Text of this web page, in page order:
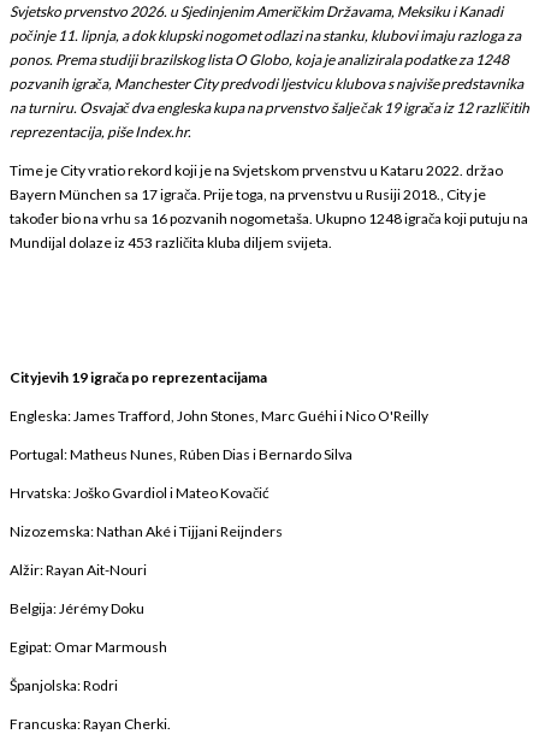
Svjetsko prvenstvo 2026. u Sjedinjenim Američkim Državama, Meksiku i Kanadi
počinje 11. lipnja, a dok klupski nogomet odlazi na stanku, klubovi imaju razloga za
ponos. Prema studiji brazilskog lista O Globo, koja je analizirala podatke za 1248
pozvanih igrača, Manchester City predvodi ljestvicu klubova s najviše predstavnika
na turniru. Osvajač dva engleska kupa na prvenstvo šalje čak 19 igrača iz 12 različitih
reprezentacija, piše Index.hr.
Time je City vratio rekord koji je na Svjetskom prvenstvu u Kataru 2022. držao
Bayern München sa 17 igrača. Prije toga, na prvenstvu u Rusiji 2018., City je
također bio na vrhu sa 16 pozvanih nogometaša. Ukupno 1248 igrača koji putuju na
Mundijal dolaze iz 453 različita kluba diljem svijeta.
Cityjevih 19 igrača po reprezentacijama
Engleska: James Trafford, John Stones, Marc Guéhi i Nico O'Reilly
Portugal: Matheus Nunes, Rúben Dias i Bernardo Silva
Hrvatska: Joško Gvardiol i Mateo Kovačić
Nizozemska: Nathan Aké i Tijjani Reijnders
Alžir: Rayan Ait-Nouri
Belgija: Jérémy Doku
Egipat: Omar Marmoush
Španjolska: Rodri
Francuska: Rayan Cherki.